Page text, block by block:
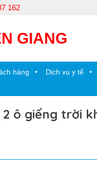
162
GIANG
hàng Dịch vụ y tế
ô giếng trời